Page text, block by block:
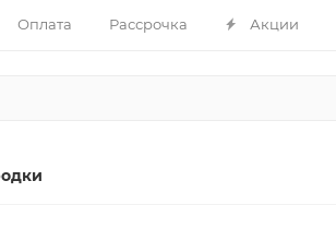
Оплата Рассрочка Акции